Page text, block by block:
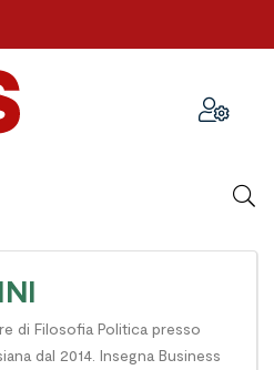
di Filosofia Politica presso
dal 2014. Insegna Business